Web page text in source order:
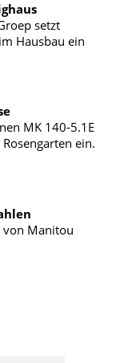
setzt
Hausbau ein
MK 140-5.1E
ein.
von Manitou